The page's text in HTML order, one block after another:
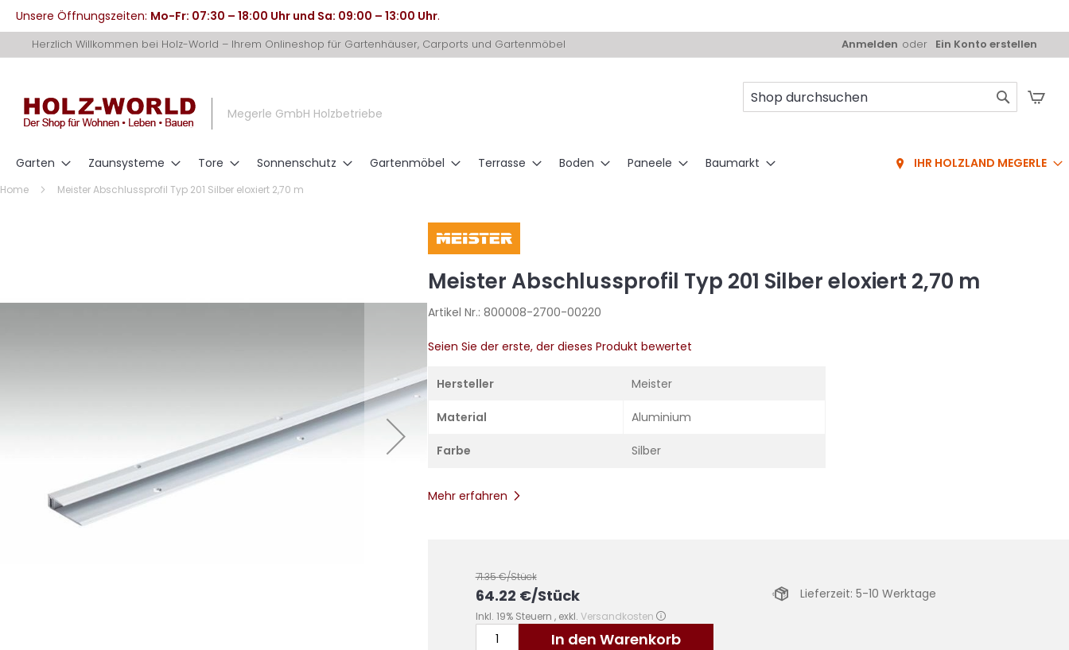
Unsere Öffnungszeiten: Mo-Fr: 07:30 – 18:00 Uhr und Sa: 09:00 – 13:00 Uhr.
zum
Herzlich Willkommen bei Holz-World – Ihrem Onlineshop für Gartenhäuser, Carports und Gartenmöbel Anmelden Ein Konto erstellen
Megerle GmbH Holzbetriebe
Garten Zaunsysteme Tore Sonnenschutz Gartenmöbel Terrasse Boden Paneele Baumarkt IHR HOLZLAND MEGERLE
Home Meister Abschlussprofil Typ 201 Silber eloxiert 2,70 m
Meister Abschlussprofil Typ 201 Silber eloxiert 2,70 m
Artikel Nr.: 800008-2700-00220
Seien Sie der erste, der dieses Produkt bewertet
Hersteller Meister
Material Aluminium
Farbe Silber
Mehr erfahren
71.35€/Stück
64.22 €/Stück
Inkl. 19% Steuern , exkl. Versandkosten
In den Warenkorb
Lieferzeit: 5-10 Werktage